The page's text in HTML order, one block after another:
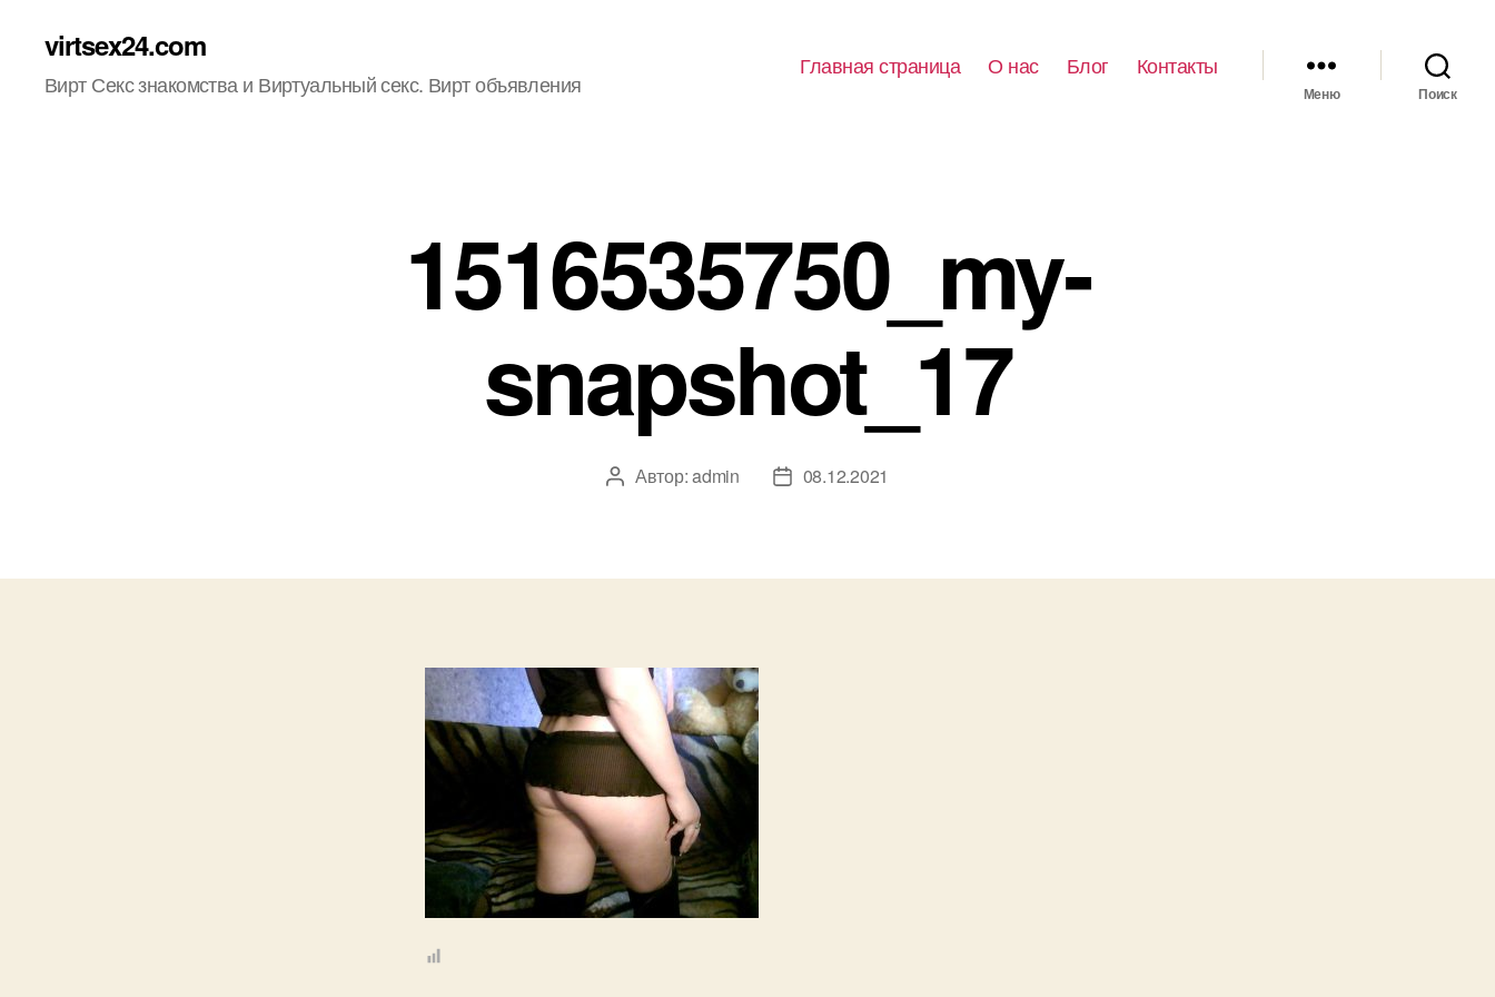
virtsex24.com
Вирт Секс знакомства и Виртуальный секс. Вирт объявления
Главная страница О нас Блог Контакты
Меню Поиск
1516535750_my-
snapshot_17
Автор
Автор:admin
Дата08.12.2021